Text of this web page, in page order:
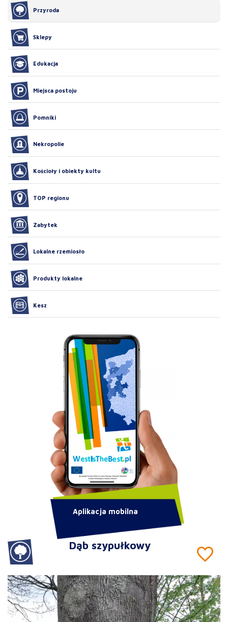
Dąb szypułkowy
Przyroda
Sklepy
Edukacja
Miejsca postoju
Pomniki
Nekropolie
Kościoły i obiekty kultu
TOP regionu
Zabytek
Lokalne rzemiosło
Produkty lokalne
Kesz
Aplikacja mobilna